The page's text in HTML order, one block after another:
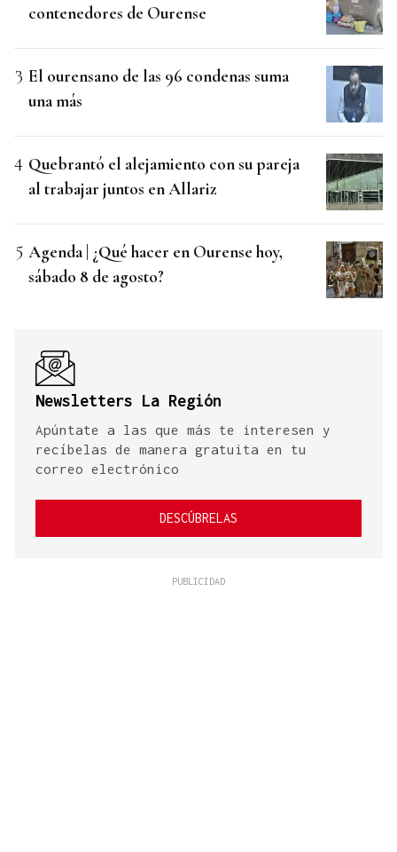
contenedores de Ourense
El ourensano de las 96 condenas suma
una más
Quebrantó el alejamiento con su pareja
al trabajar juntos en Allariz
Agenda | ¿Qué hacer en Ourense hoy,
sábado 8 de agosto?
Newsletters La Región
Apúntate a las que más te interesen y
recíbelas de manera gratuita en tu
correo electrónico
DESCÚBRELAS